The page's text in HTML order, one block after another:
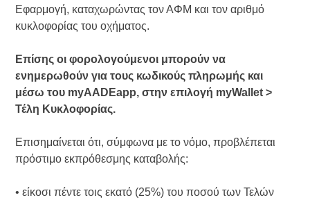
Εφαρμογή, καταχωρώντας τον ΑΦΜ και τον αριθμό
κυκλοφορίας του οχήματος.
Επίσης οι φορολογούμενοι μπορούν να
ενημερωθούν για τους κωδικούς πληρωμής και
μέσω του myAADEapp, στην επιλογή myWallet >
Τέλη Κυκλοφορίας.
Επισημαίνεται ότι, σύμφωνα με το νόμο, προβλέπεται
πρόστιμο εκπρόθεσμης καταβολής:
• είκοσι πέντε τοις εκατό (25%) του ποσού των Τελών